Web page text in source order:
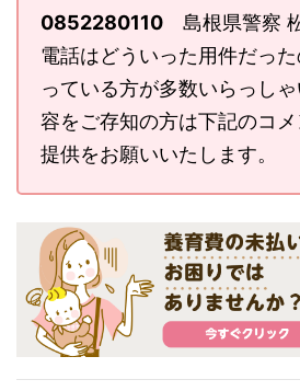
0852280110 島根県警察
電話はどういった用件だっ
っている方が多数いらっし
容をご存知の方は下記のコ
提供をお願いいたします。